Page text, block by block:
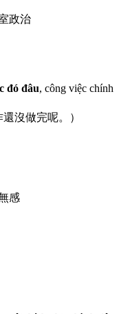
政治
đó đâu, công việc chính
沒做完呢。）
感